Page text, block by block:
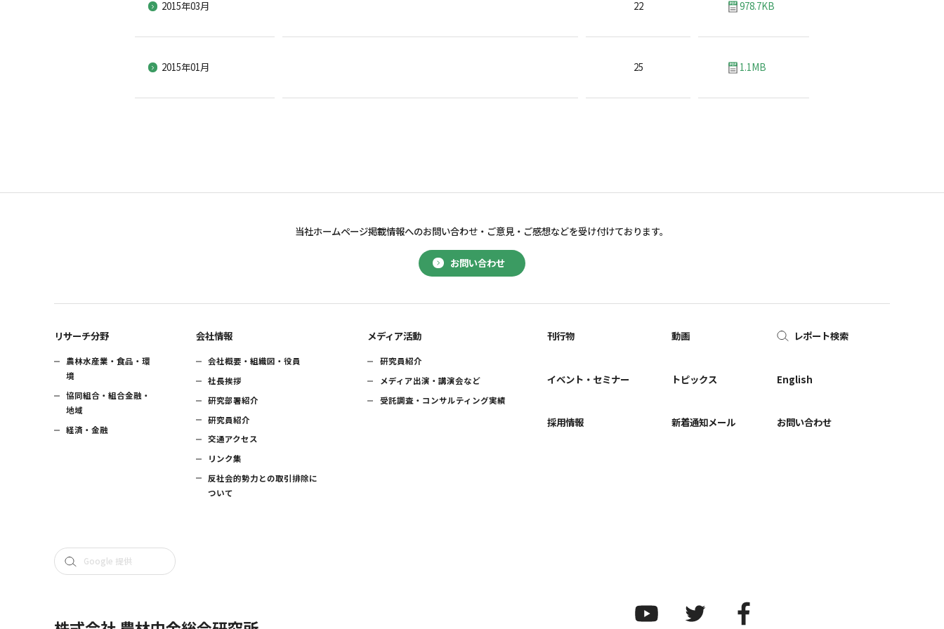
2015年03月 22 978.7KB
2015年01月 25 1.1MB
お問い合わせ
当社ホームページ掲載情報へのお問い合わせ・ ご意見・ご感想などを受け付けております。
リサーチ分野
農林水産業・食品・環
境
協同組合・組合金融・
地域
経済・金融
会社情報
会社概要・組織図・役員
社長挨拶
研究部署紹介
研究員紹介
交通アクセス
リンク集
反社会的勢力との取引排除に
ついて
メディア活動
研究員紹介
メディア出演・講演会など
受託調査・コンサルティング実績
刊行物
イベント・セミナー
採用情報
動画
トピックス
新着通知メール
レポート検索
English
お問い合わせ